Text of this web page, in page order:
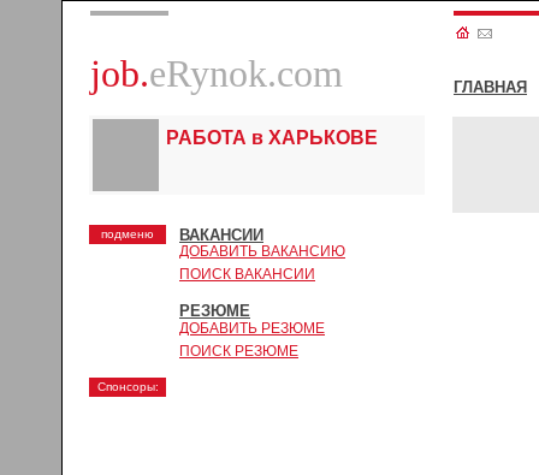
job.eRynok.com ГЛАВНАЯ
РАБОТА в ХАРЬКОВЕ
подменю ВАКАНСИИ
ДОБАВИТЬ ВАКАНСИЮ
ПОИСК ВАКАНСИИ
РЕЗЮМЕ
ДОБАВИТЬ РЕЗЮМЕ
ПОИСК РЕЗЮМЕ
Спонсоры: